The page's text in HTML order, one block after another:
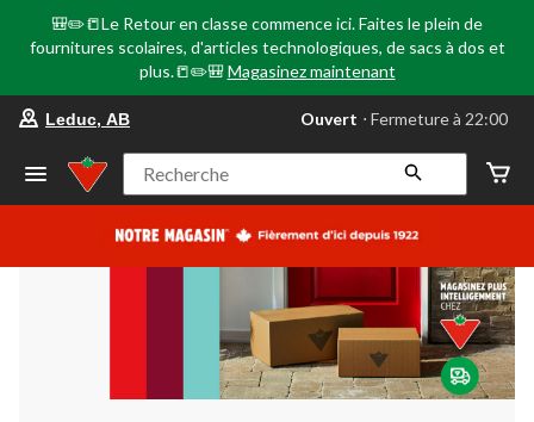
🎒✏️📒Le Retour en classe commence ici. Faites le plein de
fournitures scolaires, d'articles technologiques, de sacs à dos et
plus.📒✏️🎒 Magasinez maintenant
votre
préféré
Leduc,
AB,
courament
Fermeture
à
22:00
cliquer
pour
changer
Leduc, AB Ouvert ⋅ Fermeture à 22:00
Recherche